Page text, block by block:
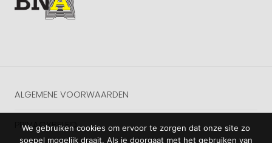
ALGEMENE VOORWAARDEN
PRIVACYBELEID
We gebruiken cookies om ervoor te zorgen dat onze site zo
soepel mogelijk draait. Als je doorgaat met het gebruiken van